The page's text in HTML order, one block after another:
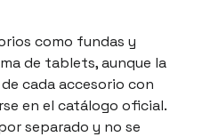
como fundas y
de tablets, aunque la
cada accesorio con
en el catálogo oficial.
separado y no se